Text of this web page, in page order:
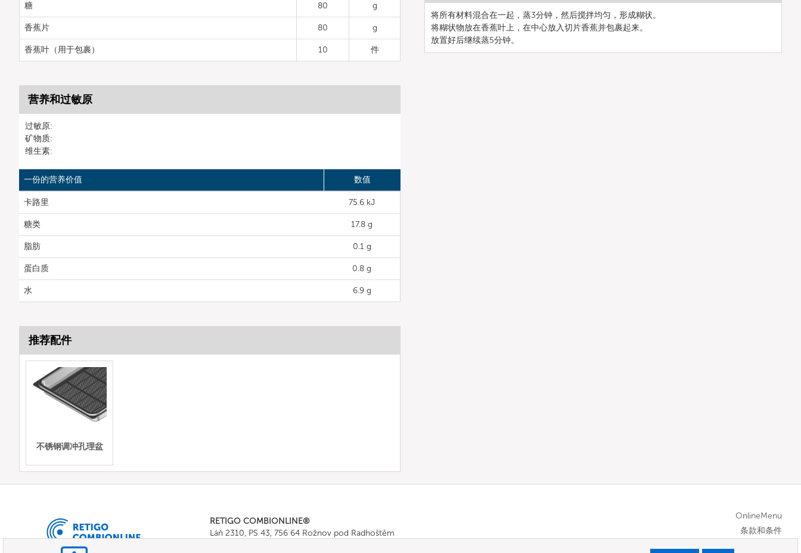
糖 80 g
香蕉片 80 g
香蕉叶（用于包裹） 10 件
营养和过敏原
过敏原:
矿物质:
维生素:
一份的营养价值 数值
卡路里 75.6 kJ
糖类 17.8 g
脂肪 0.1 g
蛋白质 0.8 g
水 6.9 g
将所有材料混合在一起，蒸3分钟，然后搅拌均匀，形成糊状。
将糊状物放在香蕉叶上，在中心放入切片香蕉并包裹起来。
放置好后继续蒸5分钟。
推荐配件
不锈钢调冲孔理盆
RETIGO COMBIONLINE®
Láň 2310, PS 43, 756 64 Rožnov pod Radhoštěm
OnlineMenu
条款和条件